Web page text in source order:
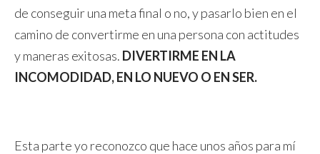
de conseguir una meta final o no, y pasarlo bien en el
camino de convertirme en una persona con actitudes
y maneras exitosas. DIVERTIRME EN LA
INCOMODIDAD, EN LO NUEVO O EN SER.
Esta parte yo reconozco que hace unos años para mí